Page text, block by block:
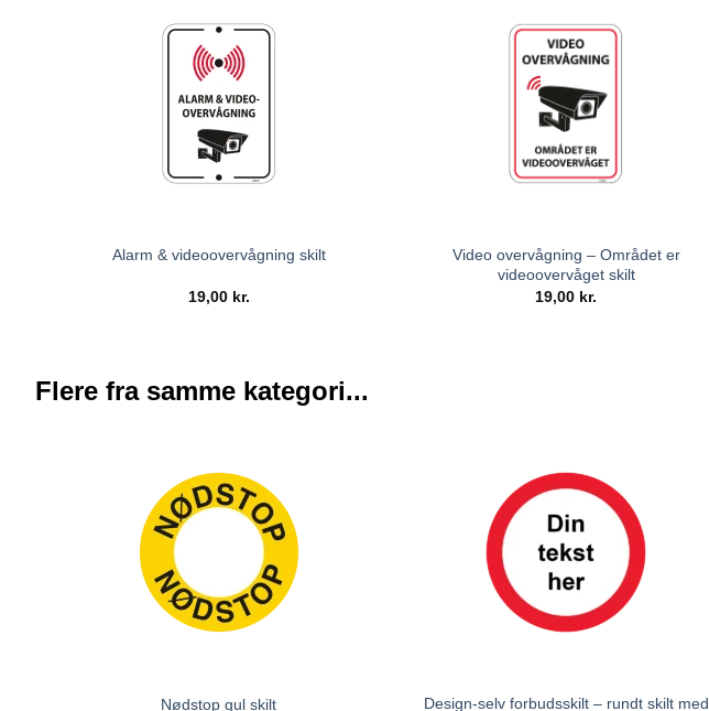
Alarm & videoovervågning skilt
19,00 kr.
Video overvågning – Området er
videoovervåget skilt
19,00 kr.
Flere fra samme kategori...
Nødstop gul skilt
Design-selv forbudsskilt – rundt skilt med